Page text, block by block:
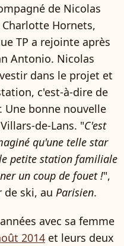
de Nicolas
Hornets,
TP a rejointe après
Antonio. Nicolas
dans le projet et
c'est-à-dire de
Une bonne nouvelle
de-Lans. "C'est
qu'une telle star
petite station familiale
un coup de fouet !",
ski, au Parisien.
avec sa femme
2014 et leurs deux